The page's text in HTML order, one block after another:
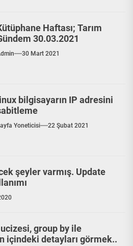
Haftası; Tarım
30.03.2021
30 Mart 2021
linux bilgisayarın IP adresini
Yoneticisi 22 Şubat 2021
şeyler varmış. Update
group by ile
içindeki detayları görmek..